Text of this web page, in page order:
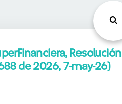
Resolución
de 2026, 7-may-26)